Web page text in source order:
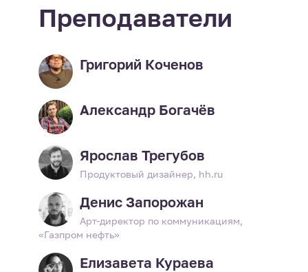
Преподаватели
Григорий Коченов
Александр Богачёв
Ярослав Трегубов
Продуктовый дизайнер, hh.ru
Денис Запорожан
Арт-директор по коммуникациям,
«Газпром нефть»
Елизавета Кураева